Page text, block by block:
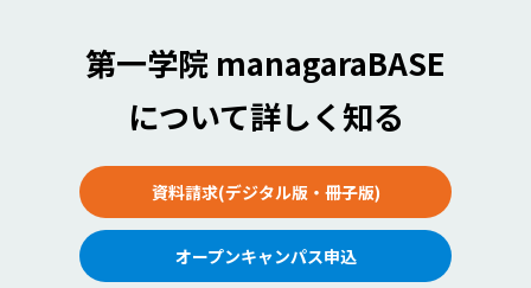
第一学院 managaraBASE
について詳しく知る
資料請求(デジタル版・冊子版)
オープンキャンパス申込